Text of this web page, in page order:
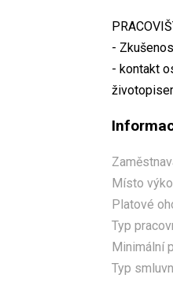
-
- kontakt
Místo
Platové
Typ
Minimální
Typ